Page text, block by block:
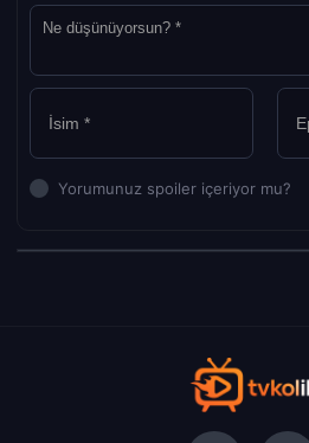
Yorumunuz spoiler içeriyor mu?